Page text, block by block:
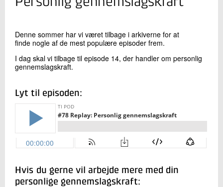
Denne sommer har vi været tilbage i arkiverne for at
finde nogle af de mest populære episoder frem.
I dag skal vi tilbage til episode 14, der handler om personlig
gennemslagskraft.
Lyt til episoden:
Hvis du gerne vil arbejde mere med din
personlige gennemslagskraft: